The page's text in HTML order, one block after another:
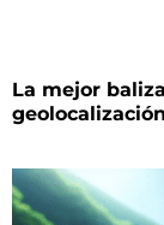
La mejor
geolocalización